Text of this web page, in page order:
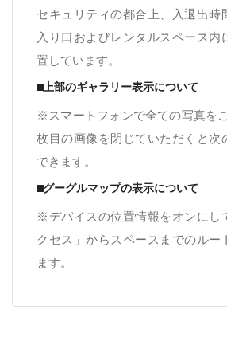
セキュリティの都合上、入退出時
入り口およびレンタルスペース内
置しています。
⬛︎上部のギャラリー表示について
※スマートフォンで全ての写真を
枚目の画像を閉じていただくと次
できます。
⬛︎グーグルマップの表示について
※デバイスの位置情報をオンにし
クセス」からスペースまでのルー
ます。